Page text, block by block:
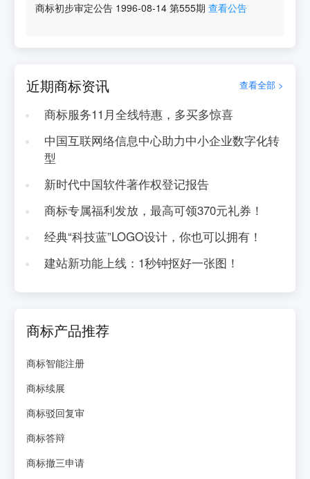
商标初步审定公告 1996-08-14 第555期 查看公告
近期商标资讯 查看全部 >
商标服务11月全线特惠，多买多惊喜
中国互联网络信息中心助力中小企业数字化转
型
新时代中国软件著作权登记报告
商标专属福利发放，最高可领370元礼券！
经典“科技蓝”LOGO设计，你也可以拥有！
建站新功能上线：1秒钟抠好一张图！
商标产品推荐
商标智能注册
商标续展
商标驳回复审
商标答辩
商标撤三申请